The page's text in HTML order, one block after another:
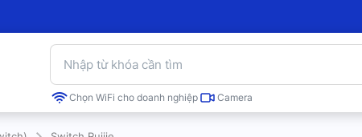
Chọn WiFi cho doanh nghiệp Camera